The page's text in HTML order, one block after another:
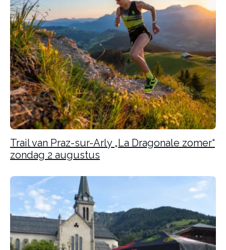
Trail van Praz-sur-Arly „La Dragonale zomer“
zondag 2 augustus